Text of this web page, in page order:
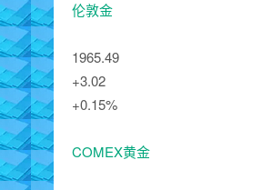
伦敦金
1965.49
+3.02
+0.15%
COMEX黄金